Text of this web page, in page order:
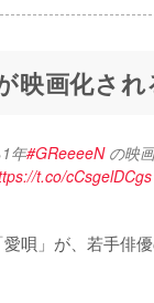
画化され
年#GReeeeN の映
t.co/cCsgelDCgs
唄」が、若手俳